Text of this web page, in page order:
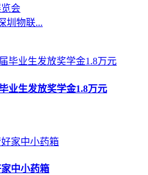
会
圳物联...
业生发放奖学金1.8万元
中小药箱